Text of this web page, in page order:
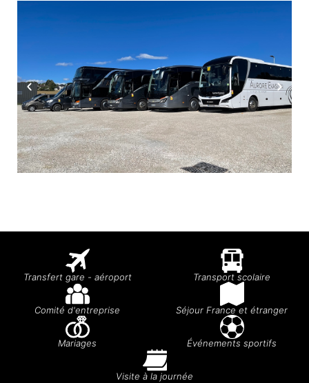
Transfert gare - aéroport Transport scolaire
Comité d'entreprise Séjour France et étranger
Mariages Événements sportifs
Visite à la journée